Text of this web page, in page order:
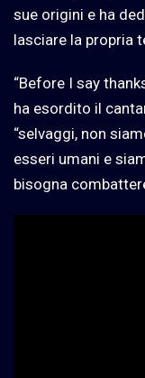
sue origini e ha
lasciare la propria
“Before I say
ha esordito il
“selvaggi, non
esseri umani e
bisogna